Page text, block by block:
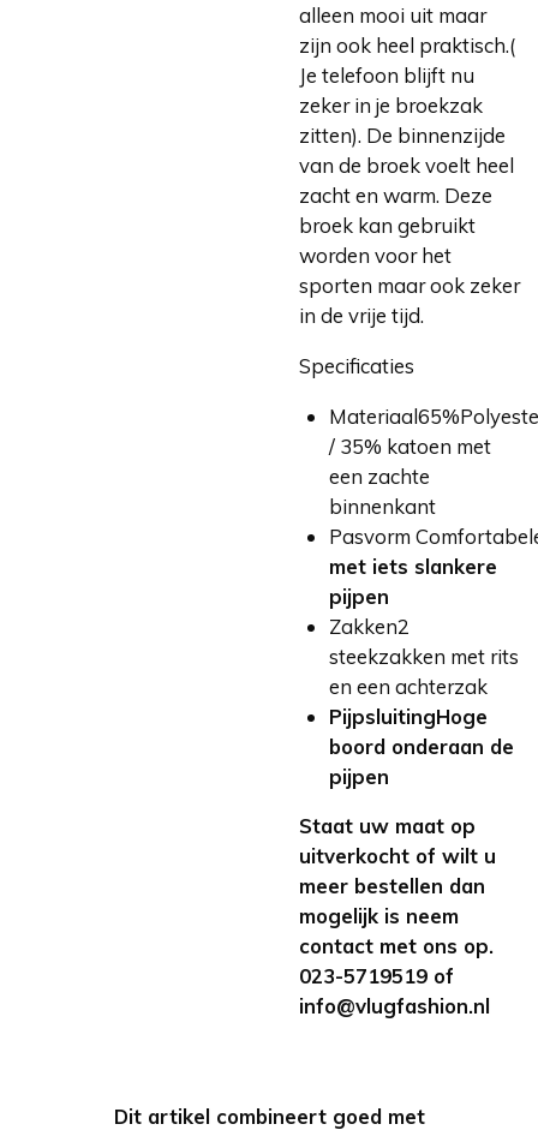
alleen mooi uit maar
zijn ook heel praktisch.(
Je telefoon blijft nu
zeker in je broekzak
zitten). De binnenzijde
van de broek voelt heel
zacht en warm. Deze
broek kan gebruikt
worden voor het
sporten maar ook zeker
in de vrije tijd.
Specificaties
Materiaal
/ 35% katoen met
een zachte
binnenkant
Pasvorm
met iets slankere
pijpen
Zakken2
steekzakken met rits
en een achterzak
PijpsluitingHoge
boord onderaan de
pijpen
Staat uw maat op
uitverkocht of wilt u
meer bestellen dan
mogelijk is neem
contact met ons op.
023-5719519 of
info@vlugfashion.nl
Dit artikel combineert goed met